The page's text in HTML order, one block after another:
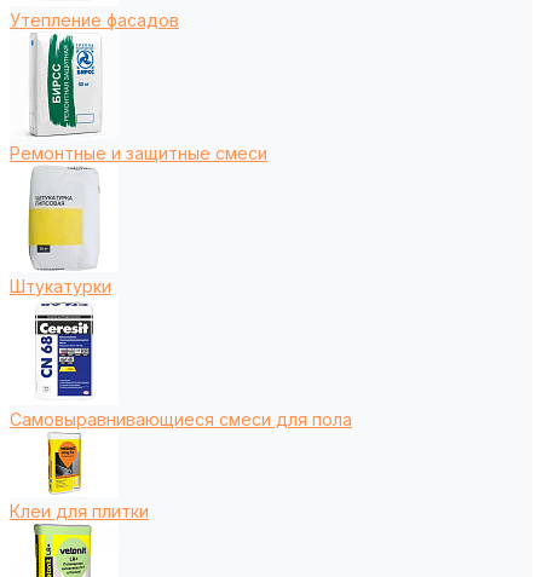
Утепление фасадов
Ремонтные и защитные смеси
Штукатурки
Самовыравнивающиеся смеси для пола
Клеи для плитки